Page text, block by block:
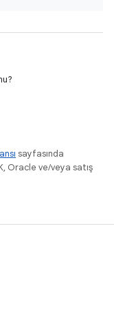
sayfasında
Oracle ve/veya satış